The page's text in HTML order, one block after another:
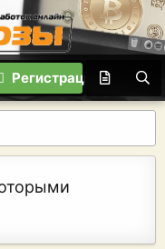
Регистрация